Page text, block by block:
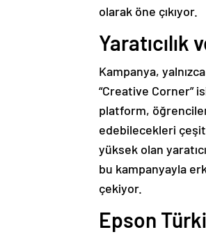
olarak öne çıkıyor.
Yaratıcılık
Kampanya,
“Creative Corner”
platform,
edebilecekleri
yüksek olan
bu kampanyayla
çekiyor.
Epson